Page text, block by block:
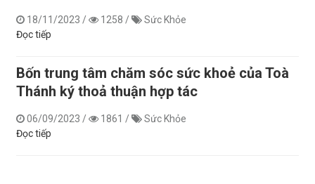
18/11/2023 / 1258 /
Sức Khỏe
Đọc tiếp
Bốn trung tâm chăm sóc sức khoẻ của Toà
Thánh ký thoả thuận hợp tác
06/09/2023 / 1861 /
Sức Khỏe
Đọc tiếp